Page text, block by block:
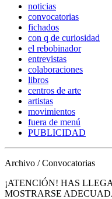
noticias
convocatorias
fichados
con q de curiosidad
el rebobinador
entrevistas
colaboraciones
libros
centros de arte
artistas
movimientos
fuera de menú
PUBLICIDAD
Archivo / Convocatorias
¡ATENCIÓN! HAS
MOSTRARSE